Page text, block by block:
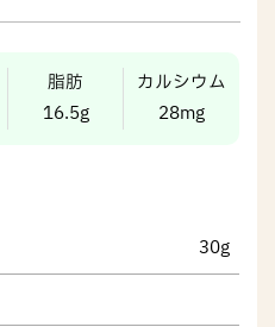
脂肪
16.5g
カルシウム
28mg
30g